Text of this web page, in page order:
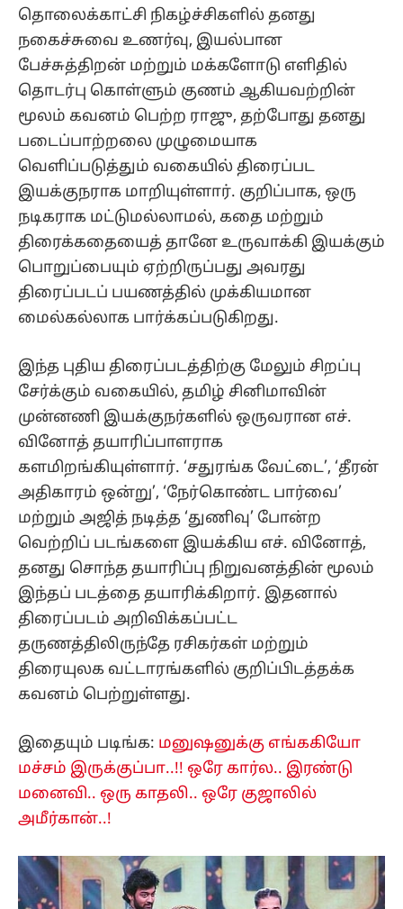
தொலைக்காட்சி நிகழ்ச்சிகளில் தனது
நகைச்சுவை உணர்வு, இயல்பான
பேச்சுத்திறன் மற்றும் மக்களோடு எளிதில்
தொடர்பு கொள்ளும் குணம் ஆகியவற்றின்
மூலம் கவனம் பெற்ற ராஜு, தற்போது தனது
படைப்பாற்றலை முழுமையாக
வெளிப்படுத்தும் வகையில் திரைப்பட
இயக்குநராக மாறியுள்ளார். குறிப்பாக, ஒரு
நடிகராக மட்டுமல்லாமல், கதை மற்றும்
திரைக்கதையைத் தானே உருவாக்கி இயக்கும்
பொறுப்பையும் ஏற்றிருப்பது அவரது
திரைப்படப் பயணத்தில் முக்கியமான
மைல்கல்லாக பார்க்கப்படுகிறது.
இந்த புதிய திரைப்படத்திற்கு மேலும் சிறப்பு
சேர்க்கும் வகையில், தமிழ் சினிமாவின்
முன்னணி இயக்குநர்களில் ஒருவரான எச்.
வினோத் தயாரிப்பாளராக
களமிறங்கியுள்ளார். ‘சதுரங்க வேட்டை’, ‘தீரன்
அதிகாரம் ஒன்று’, ‘நேர்கொண்ட பார்வை’
மற்றும் அஜித் நடித்த ‘துணிவு’ போன்ற
வெற்றிப் படங்களை இயக்கிய எச். வினோத்,
தனது சொந்த தயாரிப்பு நிறுவனத்தின் மூலம்
இந்தப் படத்தை தயாரிக்கிறார். இதனால்
திரைப்படம் அறிவிக்கப்பட்ட
தருணத்திலிருந்தே ரசிகர்கள் மற்றும்
திரையுலக வட்டாரங்களில் குறிப்பிடத்தக்க
கவனம் பெற்றுள்ளது.
இதையும் படிங்க: மனுஷனுக்கு எங்ககியோ
மச்சம் இருக்குப்பா..!! ஒரே கார்ல.. இரண்டு
மனைவி.. ஒரு காதலி.. ஒரே குஜாலில்
அமீர்கான்..!